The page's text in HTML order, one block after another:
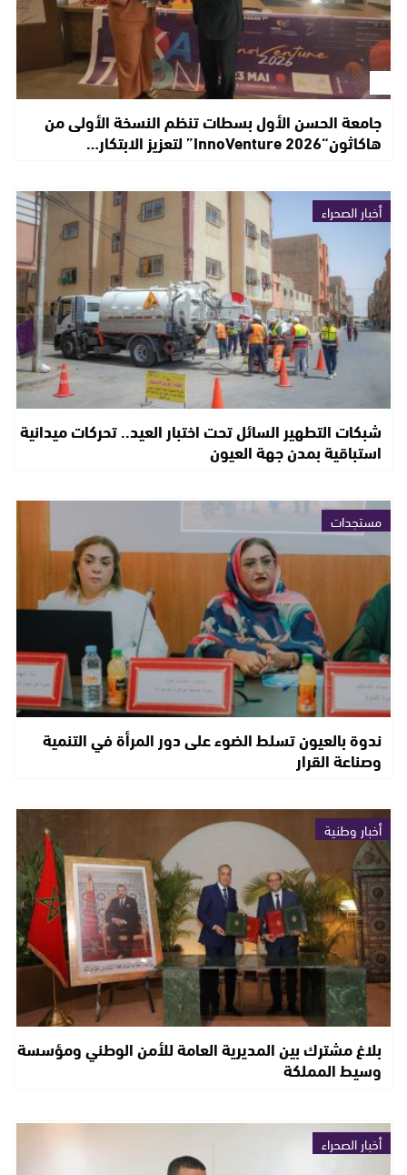
جامعة الحسن الأول بسطات تنظم النسخة الأولى من
هاكاثون“InnoVenture 2026” لتعزيز الابتكار…
أخبار الصحراء
شبكات التطهير السائل تحت اختبار العيد.. تحركات ميدانية
استباقية بمدن جهة العيون
مستجدات
ندوة بالعيون تسلط الضوء على دور المرأة في التنمية
وصناعة القرار
أخبار وطنية
بلاغ مشترك بين المديرية العامة للأمن الوطني ومؤسسة
وسيط المملكة
أخبار الصحراء